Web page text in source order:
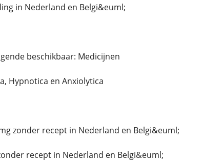
in Nederland en Belgi&euml;
beschikbaar: Medicijnen
Hypnotica en Anxiolytica
zonder recept in Nederland en Belgi&euml;
recept in Nederland en Belgi&euml;